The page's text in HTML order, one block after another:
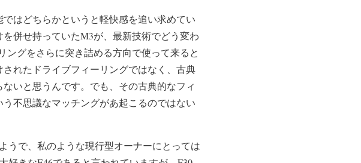
はどちらかというと軽快感を追い求めてい
併せ持っていたM3が、最新技術でどう変わ
グをさらに突き詰める方向で使って来ると
れたドライブフィーリングではなく、古典
いと思うんです。でも、その古典的なフィ
不思議なマッチングがあ起こるのではない
うで、私のような現行型オーナーにとっては